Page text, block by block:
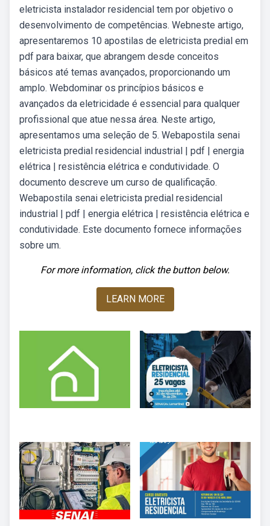
eletricista instalador residencial tem por objetivo o
desenvolvimento de competências. Webneste artigo,
apresentaremos 10 apostilas de eletricista predial em
pdf para baixar, que abrangem desde conceitos
básicos até temas avançados, proporcionando um
amplo. Webdominar os princípios básicos e
avançados da eletricidade é essencial para qualquer
profissional que atue nessa área. Neste artigo,
apresentamos uma seleção de 5. Webapostila senai
eletricista predial residencial industrial | pdf | energia
elétrica | resistência elétrica e condutividade. O
documento descreve um curso de qualificação.
Webapostila senai eletricista predial residencial
industrial | pdf | energia elétrica | resistência elétrica e
condutividade. Este documento fornece informações
sobre um.
For more information, click the button below.
LEARN MORE